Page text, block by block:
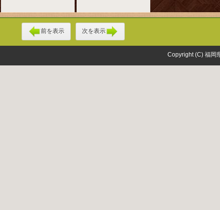
前を表示 次を表示
Copyright (C) 福岡